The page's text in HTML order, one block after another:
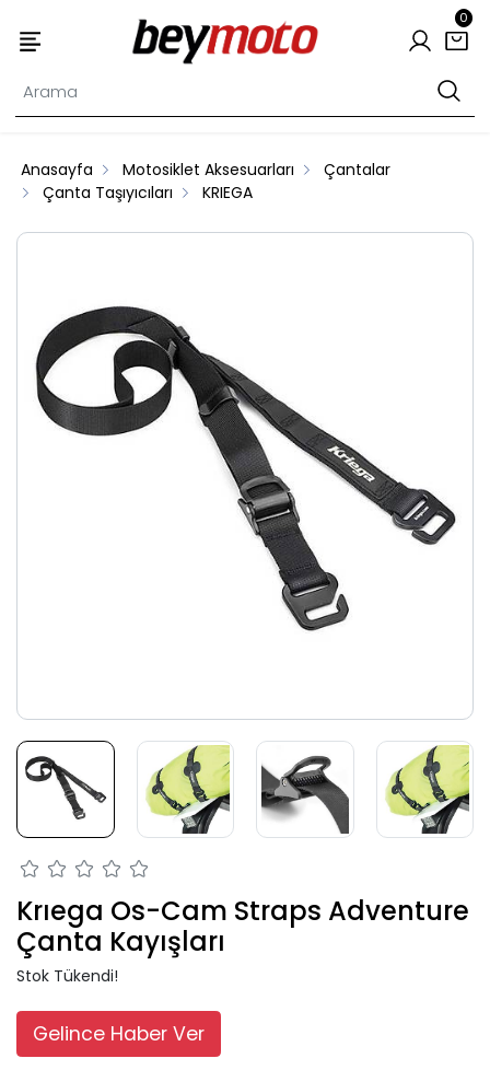
0
Anasayfa Motosiklet Aksesuarları
Çantalar
Çanta Taşıyıcıları
KRIEGA
Krıega Os-Cam Straps Adventure
Çanta Kayışları
Stok Tükendi!
Gelince Haber Ver